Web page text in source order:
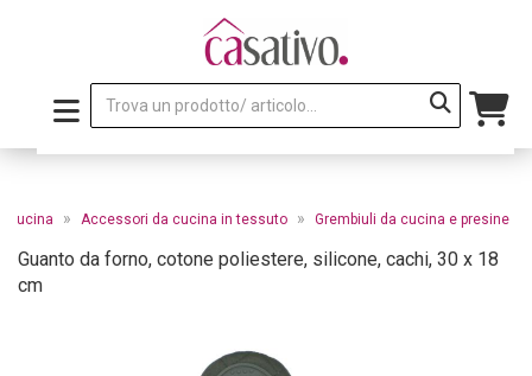
cucina » Accessori da cucina in tessuto » Grembiuli da cucina e presine
Guanto da forno, cotone poliestere, silicone, cachi, 30 x 18
cm